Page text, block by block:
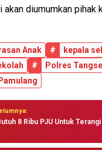
diumumkan pihak
Anak # kepala
#
Polres Tangsel
8 Ribu PJU Untuk